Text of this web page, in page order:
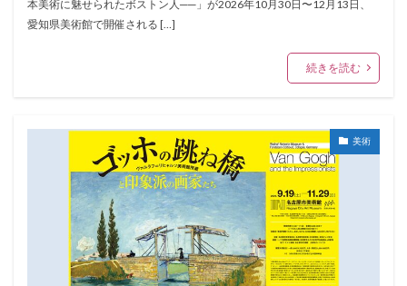
本美術に魅せられたボストン人──」が2026年10月30日〜12月13日、
愛知県美術館で開催される […]
続きを読む
美術